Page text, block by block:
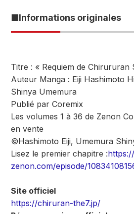
■Informations originales
Titre : « Requiem de Chirururan
Auteur Manga : Eiji Hashimoto
Shinya Umemura
Publié par Coremix
Les volumes 1 à 36 de Zenon
en vente
©Hashimoto Eiji, Umemura
Lisez le premier chapitre :
zenon.com/episode/
Site officiel
https://chiruran-the7.jp/